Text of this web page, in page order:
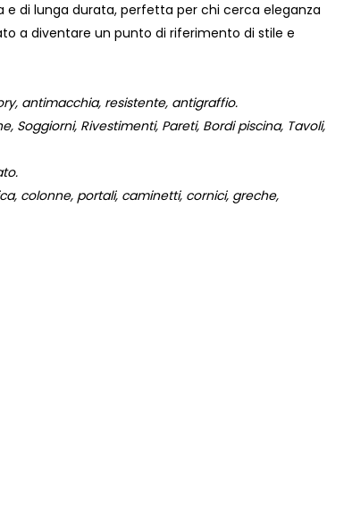
di lunga durata, perfetta per chi cerca eleganza
a diventare un punto di riferimento di stile e
antimacchia, resistente, antigraffio.
Soggiorni, Rivestimenti, Pareti, Bordi piscina, Tavoli,
colonne, portali, caminetti, cornici, greche,